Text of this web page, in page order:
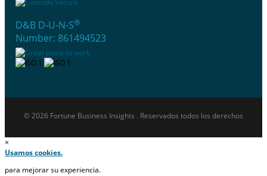
D&B D-U-N-S®
Number: 861494523
© 2026 Fortune Business Insights . Reservados todos los derechos
×
Usamos cookies.
para mejorar su experiencia.